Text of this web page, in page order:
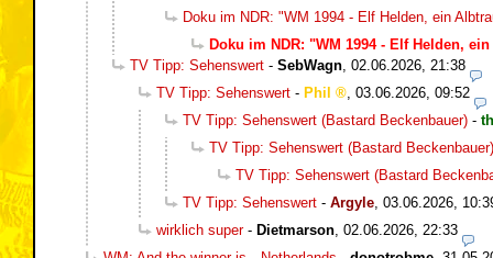
Doku im NDR: "WM 1994 - Elf Helden, ein
Doku im NDR: "WM 1994 - Elf Helden,
TV Tipp: Sehenswert - SebWagn 02.06.2026, 21:38
TV Tipp: Sehenswert - Phil
03.06.2026, 09:52
TV Tipp: Sehenswert (Bastard Beckenbauer) -
TV Tipp: Sehenswert (Bastard Beckenbauer)
TV Tipp: Sehenswert (Bastard
TV Tipp: Sehenswert - Argyle 03.06.2026,
wirklich super- Dietmarson 02.06.2026, 22:33